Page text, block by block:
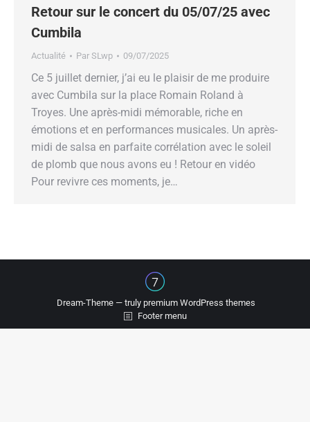
Retour sur le concert du 05/07/25 avec
Cumbila
Actualité Par SLwp 09/07/2025
Ce 5 juillet dernier, j’ai eu le plaisir de me produire
avec Cumbila sur la place Romain Roland à
Troyes. Une après-midi mémorable, riche en
émotions et en performances musicales. Un après-
midi de salsa en parfaite corrélation avec le soleil
de plomb que nous avons eu ! Retour en vidéo
Pour revivre ces moments, je…
Dream-Theme — truly premium WordPress themes
Footer menu